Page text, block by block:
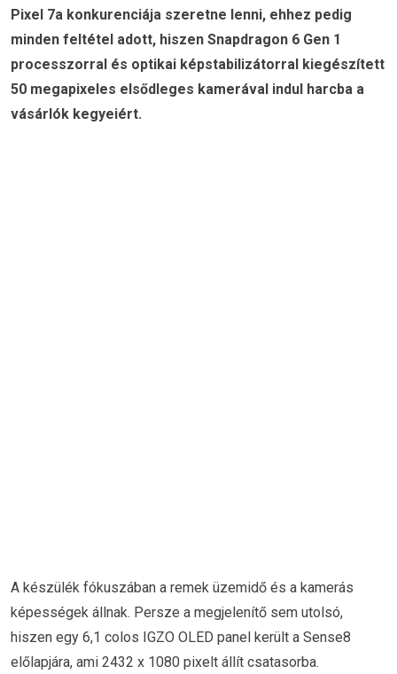
Pixel 7a konkurenciája szeretne lenni, ehhez pedig
minden feltétel adott, hiszen Snapdragon 6 Gen 1
processzorral és optikai képstabilizátorral kiegészített
50 megapixeles elsődleges kamerával indul harcba a
vásárlók kegyeiért.
A készülék fókuszában a remek üzemidő és a kamerás
képességek állnak. Persze a megjelenítő sem utolsó,
hiszen egy 6,1 colos IGZO OLED panel került a Sense8
előlapjára, ami 2432 x 1080 pixelt állít csatasorba.